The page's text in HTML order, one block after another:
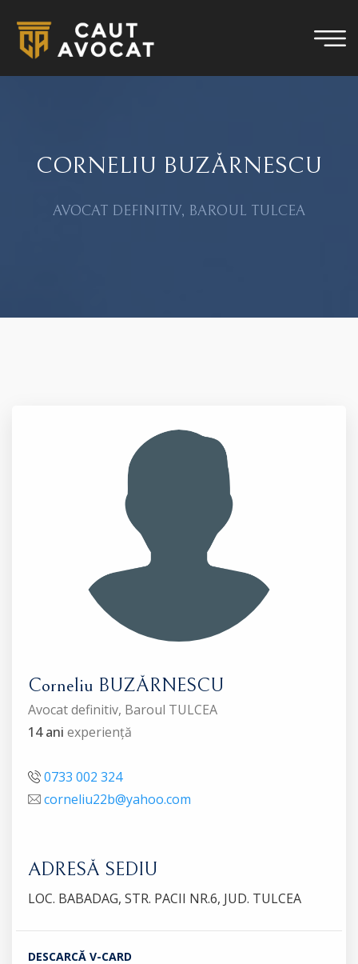
CORNELIU BUZĂRNESCU
AVOCAT DEFINITIV, BAROUL TULCEA
Corneliu BUZĂRNESCU
Avocat definitiv, Baroul TULCEA
14 ani experiență
0733 002 324
corneliu22b@yahoo.com
ADRESĂ SEDIU
LOC. BABADAG, STR. PACII NR.6, JUD. TULCEA
DESCARCĂ V-CARD